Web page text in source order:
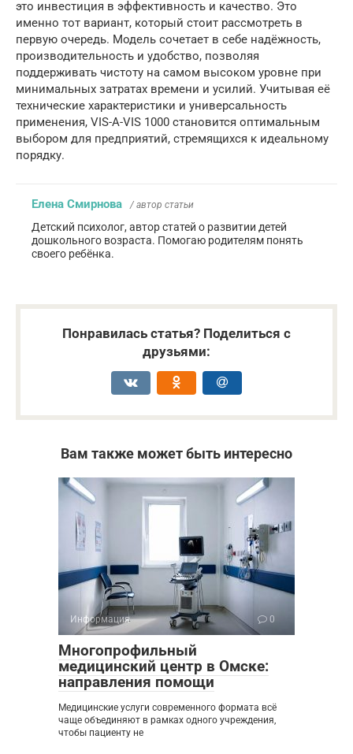
это инвестиция в эффективность и качество. Это
именно тот вариант, который стоит рассмотреть в
первую очередь. Модель сочетает в себе надёжность,
производительность и удобство, позволяя
поддерживать чистоту на самом высоком уровне при
минимальных затратах времени и усилий. Учитывая её
технические характеристики и универсальность
применения, VIS-A-VIS 1000 становится оптимальным
выбором для предприятий, стремящихся к идеальному
порядку.
Елена Смирнова / автор статьи
Детский психолог, автор статей о развитии детей
дошкольного возраста. Помогаю родителям понять
своего ребёнка.
Понравилась статья? Поделиться с
друзьями:
Вам также может быть интересно
Информация 0
Многопрофильный
медицинский центр в Омске:
направления помощи
Медицинские услуги современного формата всё
чаще объединяют в рамках одного учреждения,
чтобы пациенту не